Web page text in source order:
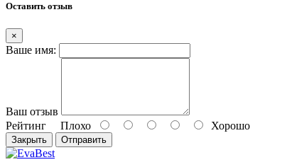
Оставить отзыв
×
Ваше имя:
Ваш отзыв
Рейтинг Плохо Хорошо
Закрыть Отправить